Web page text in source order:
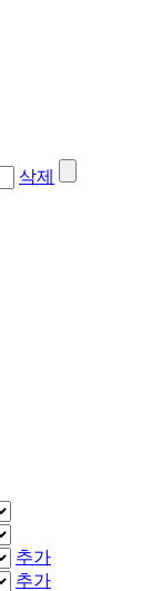
삭제
추가
추가